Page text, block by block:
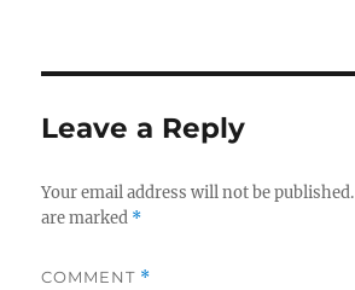
Leave a Reply
Your email address will not be published.
are marked *
COMMENT *